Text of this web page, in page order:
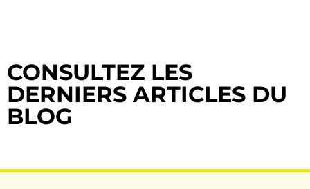
CONSULTEZ LES
DERNIERS ARTICLES DU
BLOG